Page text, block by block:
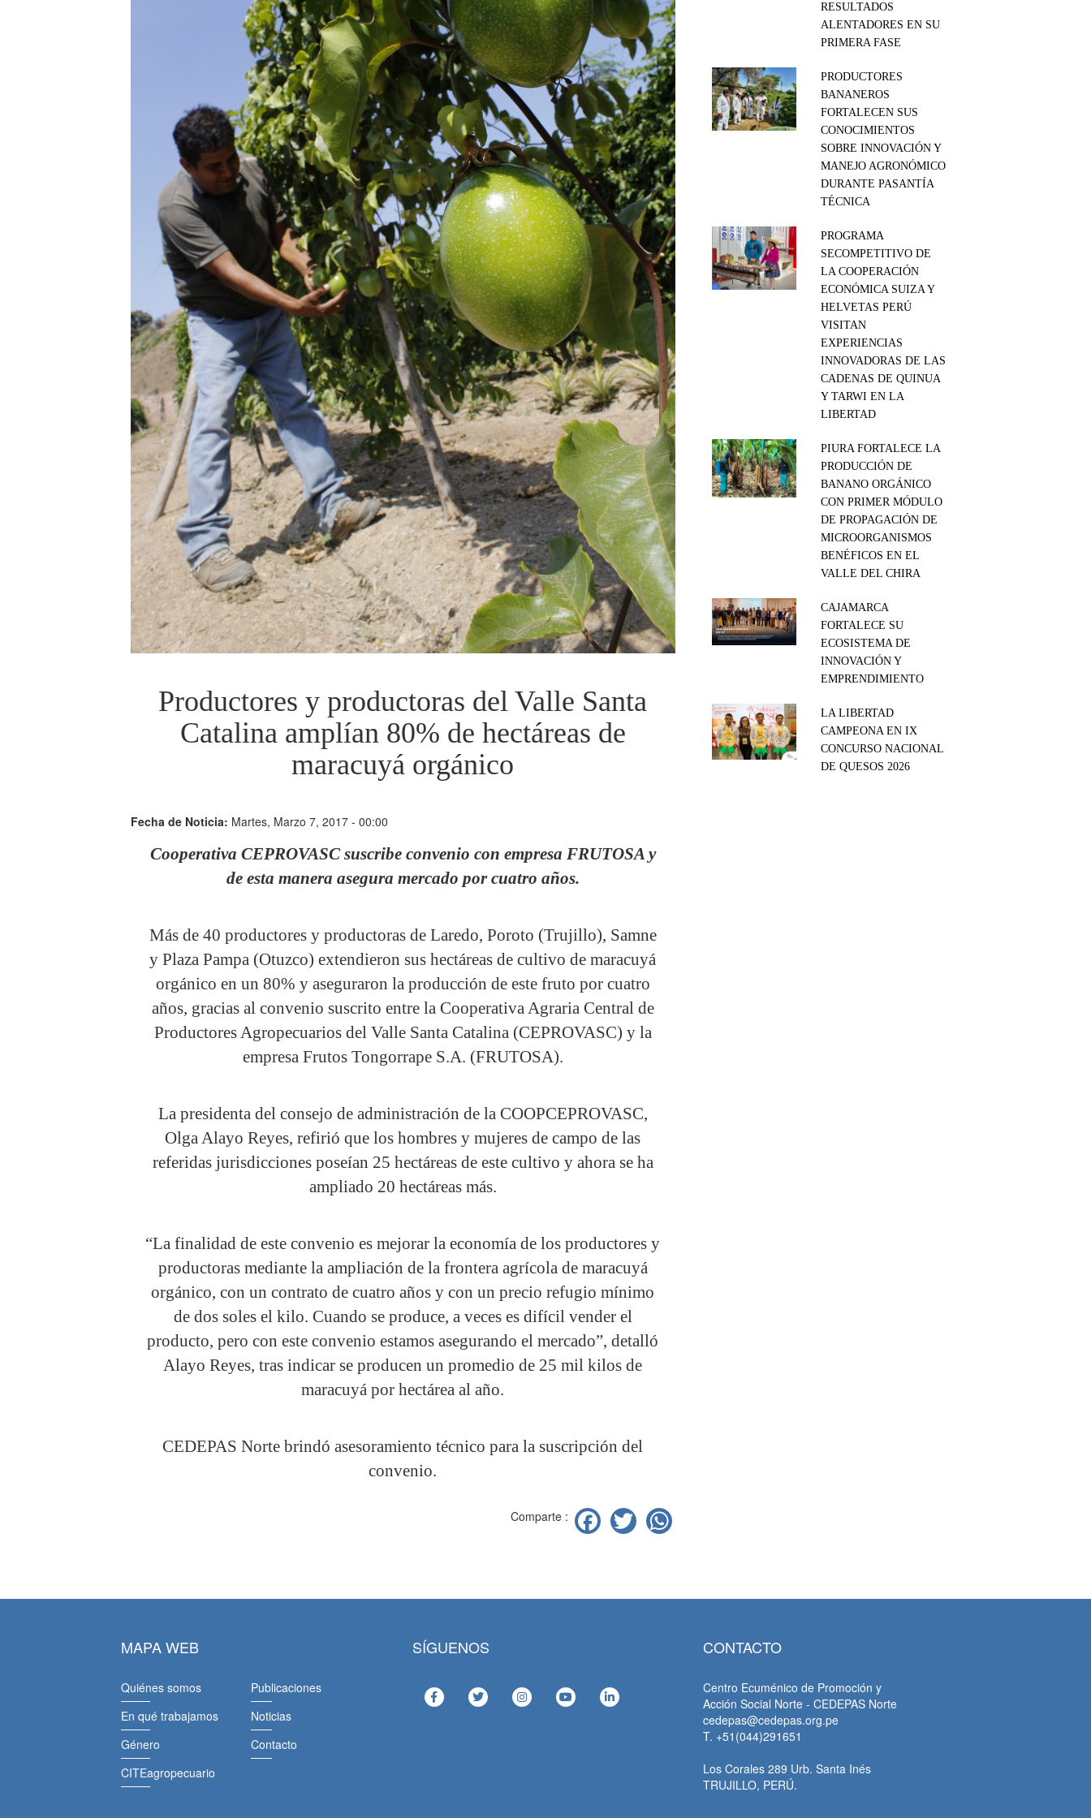
Productores y productoras del Valle Santa
Catalina amplían 80% de hectáreas de
maracuyá orgánico
Fecha de Noticia: Martes, Marzo 7, 2017 - 00:00
Cooperativa CEPROVASC suscribe convenio con empresa FRUTOSA y
de esta manera asegura mercado por cuatro años.
Más de 40 productores y productoras de Laredo, Poroto (Trujillo), Samne
y Plaza Pampa (Otuzco) extendieron sus hectáreas de cultivo de maracuyá
orgánico en un 80% y aseguraron la producción de este fruto por cuatro
años, gracias al convenio suscrito entre la Cooperativa Agraria Central de
Productores Agropecuarios del Valle Santa Catalina (CEPROVASC) y la
empresa Frutos Tongorrape S.A. (FRUTOSA).
La presidenta del consejo de administración de la COOPCEPROVASC,
Olga Alayo Reyes, refirió que los hombres y mujeres de campo de las
referidas jurisdicciones poseían 25 hectáreas de este cultivo y ahora se ha
ampliado 20 hectáreas más.
“La finalidad de este convenio es mejorar la economía de los productores y
productoras mediante la ampliación de la frontera agrícola de maracuyá
orgánico, con un contrato de cuatro años y con un precio refugio mínimo
de dos soles el kilo. Cuando se produce, a veces es difícil vender el
producto, pero con este convenio estamos asegurando el mercado”, detalló
Alayo Reyes, tras indicar se producen un promedio de 25 mil kilos de
maracuyá por hectárea al año.
CEDEPAS Norte brindó asesoramiento técnico para la suscripción del
convenio.
Comparte : Facebook
Twitter
RESULTADOS
ALENTADORES EN SU
PRIMERA FASE
PRODUCTORES
BANANEROS
FORTALECEN SUS
CONOCIMIENTOS
SOBRE INNOVACIÓN Y
MANEJO AGRONÓMICO
DURANTE PASANTÍA
TÉCNICA
PROGRAMA
SECOMPETITIVO DE
LA COOPERACIÓN
ECONÓMICA SUIZA Y
HELVETAS PERÚ
VISITAN
EXPERIENCIAS
INNOVADORAS DE LAS
CADENAS DE QUINUA
Y TARWI EN LA
LIBERTAD
PIURA FORTALECE LA
PRODUCCIÓN DE
BANANO ORGÁNICO
CON PRIMER MÓDULO
DE PROPAGACIÓN DE
MICROORGANISMOS
BENÉFICOS EN EL
VALLE DEL CHIRA
CAJAMARCA
FORTALECE SU
ECOSISTEMA DE
INNOVACIÓN Y
EMPRENDIMIENTO
LA LIBERTAD
CAMPEONA EN IX
CONCURSO NACIONAL
DE QUESOS 2026
MAPA WEB
Quiénes somos
En qué trabajamos
Género
CITEagropecuario
Publicaciones
Noticias
Contacto
SÍGUENOS CONTACTO
Centro Ecuménico de Promoción y
Acción Social Norte - CEDEPAS Norte
cedepas@cedepas.org.pe
T. +51(044)291651
Los Corales 289 Urb. Santa Inés
TRUJILLO, PERÚ.